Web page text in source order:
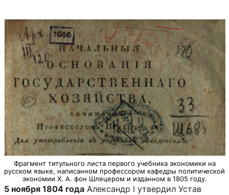
Фрагмент титульного листа первого учебника экономики на
русском языке, написанном профессором кафедры политической
экономии Х. А. фон Шлецером и изданном в 1805 году.
5 ноября 1804 года Александр I утвердил Устав